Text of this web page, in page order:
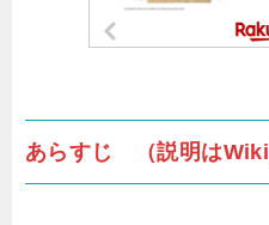
あらすじ （説明は